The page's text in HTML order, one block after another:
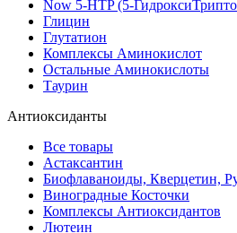
Now 5-HTP (5-
Глицин
Глутатион
Комплексы Аминокислот
Остальные Аминокислоты
Таурин
Антиоксиданты
Все товары
Астаксантин
Биофлаваноиды, Кверцетин,
Виноградные Косточки
Комплексы Антиоксидантов
Лютеин